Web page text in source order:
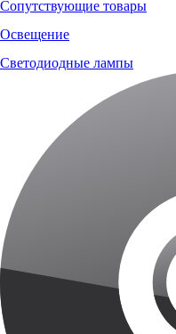
Сопутствующие товары
Освещение
Светодиодные лампы